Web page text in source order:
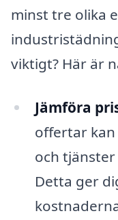
minst tre olika
viktigt? Här är
Jämföra
offertar
och
Detta ger